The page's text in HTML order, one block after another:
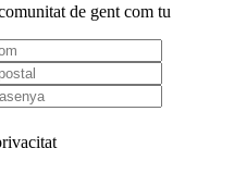
de gent com tu